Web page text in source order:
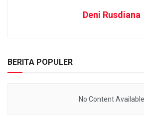
Deni Rusdiana
BERITA POPULER
No Content Available